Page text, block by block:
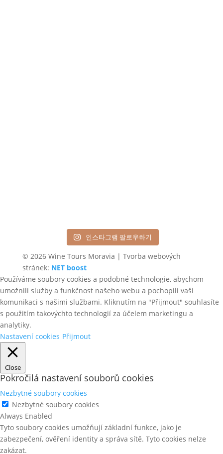
인스타그램 팔로우하기
© 2026 Wine Tours Moravia | Tvorba webových
stránek: NET boost
Používáme soubory cookies a podobné technologie, abychom
umožnili služby a funkčnost našeho webu a pochopili vaši
komunikaci s našimi službami. Kliknutím na "Přijmout" souhlasíte
s použitím takovýchto technologií za účelem marketingu a
analytiky.
Nastavení cookies Přijmout
Close
Pokročilá nastavení souborů cookies
Nezbytné soubory cookies
Nezbytné soubory cookies
Always Enabled
Tyto soubory cookies umožňují základní funkce, jako je
zabezpečení, ověření identity a správa sítě. Tyto cookies nelze
zakázat.